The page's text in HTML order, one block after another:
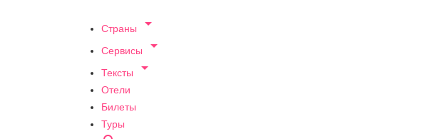
Страны 
Сервисы 
Тексты 
Отели
Билеты
Туры